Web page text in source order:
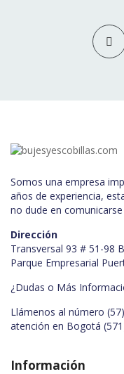
Somos una empresa
años de experiencia,
no dude en
Dirección
Transversal 93 # 51-98
Parque Empresarial
¿Dudas o Más
Llámenos al número
atención en Bogotá
Información